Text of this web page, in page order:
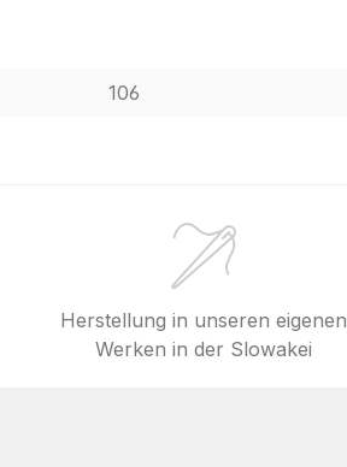
106
Herstellung in unseren eigenen
Werken in der Slowakei